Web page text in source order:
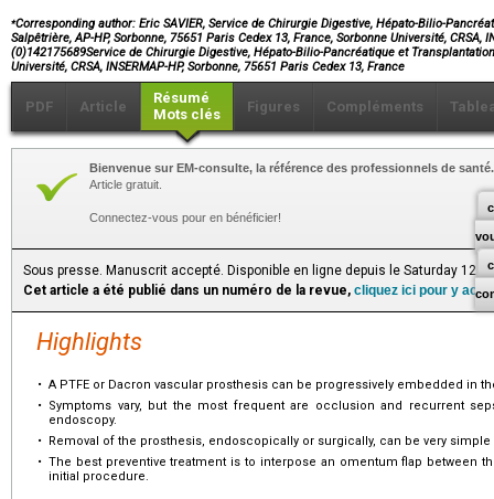
⁎Corresponding author: Eric SAVIER, Service de Chirurgie Digestive, Hépato-Bilio-
Salpêtrière, AP-HP, Sorbonne, 75651 Paris Cedex 13, France, Sorbonne Université, CRSA,
(0)142175689Service de Chirurgie Digestive, Hépato-Bilio-Pancréatique et
Université, CRSA, INSERMAP-HP, Sorbonne, 75651 Paris Cedex 13, France
PDF Article
Résumé
Mots clés
Figures Compléments
Bienvenue sur EM-consulte, la référence des professionnels de santé.
Article gratuit.
Connectez-vous pour en bénéficier!
Sous presse. Manuscrit accepté. Disponible en ligne depuis le Saturday 12
Cet article a été publié dans un numéro de la revue, cliquez ici pour y
Highlights
• A PTFE or Dacron vascular prosthesis can be progressively embedded in
•
Symptoms vary, but the most frequent are occlusion and recurrent
endoscopy.
•
Removal of the prosthesis, endoscopically or surgically, can be very
• The best preventive treatment is to interpose an omentum flap between
initial procedure.